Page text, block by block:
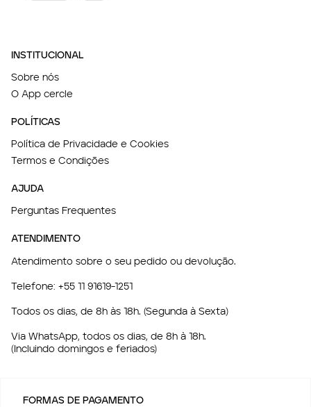
INSTITUCIONAL
Sobre nós
O App cercle
POLÍTICAS
Política de Privacidade e Cookies
Termos e Condições
AJUDA
Perguntas Frequentes
ATENDIMENTO
Atendimento sobre o seu pedido ou devolução.
Telefone: +55 11 91619-1251
Todos os dias, de 8h às 18h. (Segunda à Sexta)
Via WhatsApp, todos os dias, de 8h à 18h.
(Incluindo domingos e feriados)
FORMAS DE PAGAMENTO